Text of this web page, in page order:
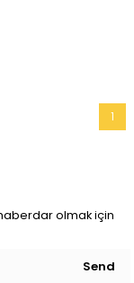
1
olmak için
Send